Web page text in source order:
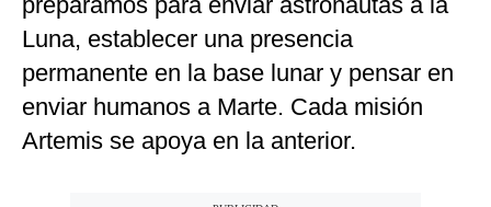
Luna, establecer una presencia
permanente en la base lunar y pensar en
enviar humanos a Marte. Cada misión
Artemis se apoya en la anterior.